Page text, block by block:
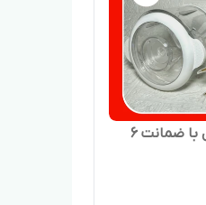
خردکن طوسی بریستول با ضمانت ۶